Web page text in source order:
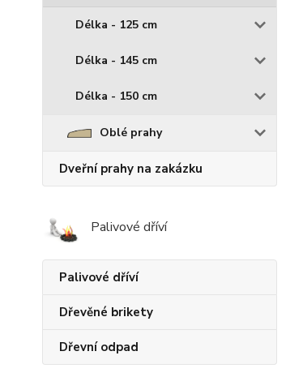
Délka - 125 cm
Délka - 145 cm
Délka - 150 cm
Oblé prahy
Dveřní prahy na zakázku
Palivové dříví
Palivové dříví
Dřevěné brikety
Dřevní odpad